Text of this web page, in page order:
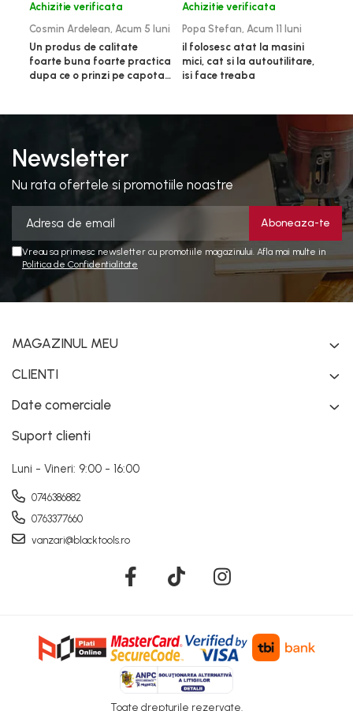
Achizitie verificata
Cosmin Ardelean, Acum 5 luni
Un produs de calitate
foarte buna foarte practica
dupa ce o prinzi pe capota
nevoie lumina puternica si
destul de mult dar daca o
bagi la priza nu mai ai
Achizitie verificata
Popa Stefan, Acum 11 luni
il folosesc atat la masini
mici, cat si la autoutilitare,
isi face treaba
Newsletter
Nu rata ofertele si promotiile noastre
Vreau sa primesc newsletter cu promotiile magazinului. Afla mai multe in
Politica de Confidentialitate
MAGAZINUL MEU
CLIENTI
Date comerciale
Suport clienti
Luni - Vineri: 9:00 - 16:00
0746386882
0763377660
vanzari@blacktools.ro
Toate drepturile rezervate.